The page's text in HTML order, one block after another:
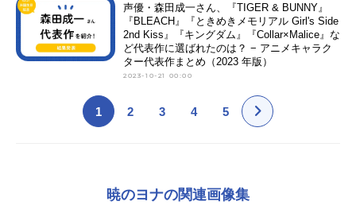
声優・森田成一さん、『TIGER & BUNNY』
『BLEACH』『ときめきメモリアル Girl's Side
2nd Kiss』『キングダム』『Collar×Malice』な
ど代表作に選ばれたのは？ − アニメキャラク
ター代表作まとめ（2023 年版）
2023-10-21 00:00
1 2 3 4 5
暁のヨナの関連画像集